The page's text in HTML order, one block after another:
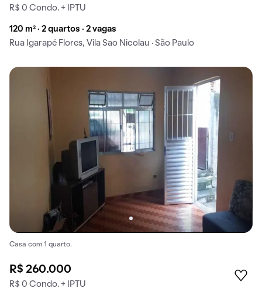
R$ 0 Condo. + IPTU
120 m² · 2 quartos · 2 vagas
Rua Igarapé Flores, Vila Sao Nicolau · São Paulo
Casa com 1 quarto.
R$ 260.000
R$ 0 Condo. + IPTU